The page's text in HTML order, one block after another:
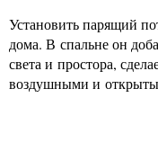
Установить парящий
дома. В спальне он
света и простора,
воздушными и